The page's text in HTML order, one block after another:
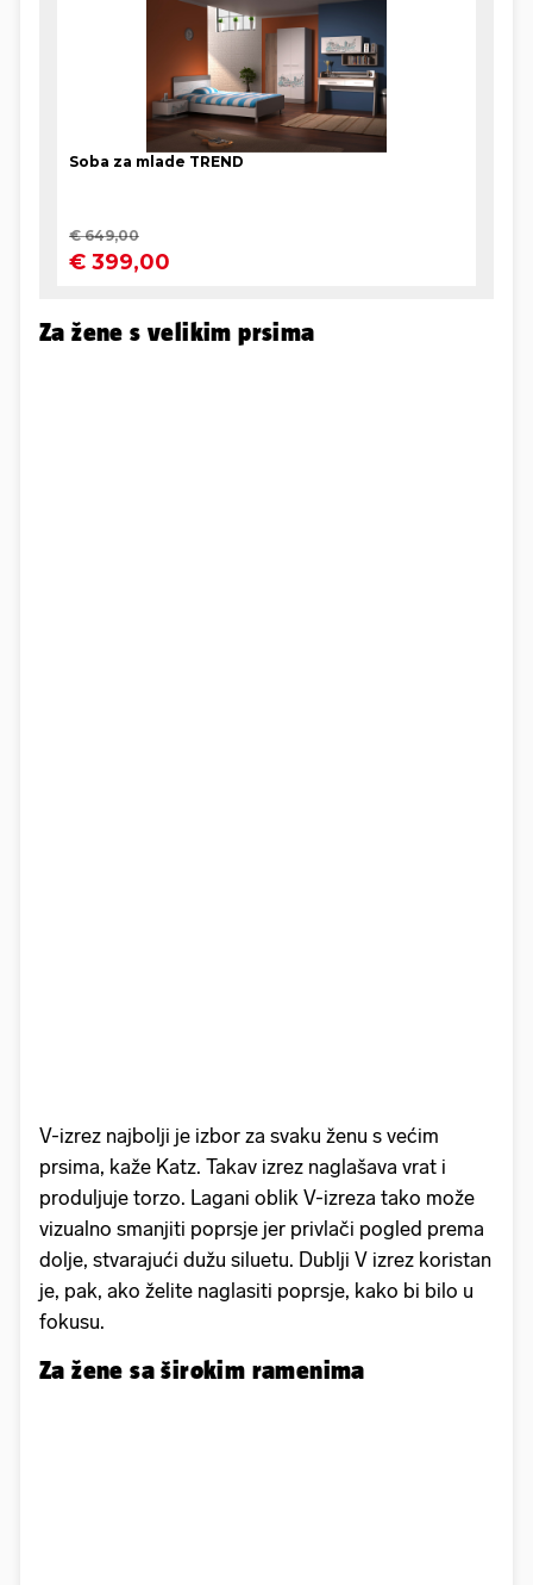
Za žene s velikim prsima
V-izrez najbolji je izbor za svaku ženu s većim
prsima, kaže Katz. Takav izrez naglašava vrat i
produljuje torzo. Lagani oblik V-izreza tako može
vizualno smanjiti poprsje jer privlači pogled prema
dolje, stvarajući dužu siluetu. Dublji V izrez koristan
je, pak, ako želite naglasiti poprsje, kako bi bilo u
fokusu.
Za žene sa širokim ramenima